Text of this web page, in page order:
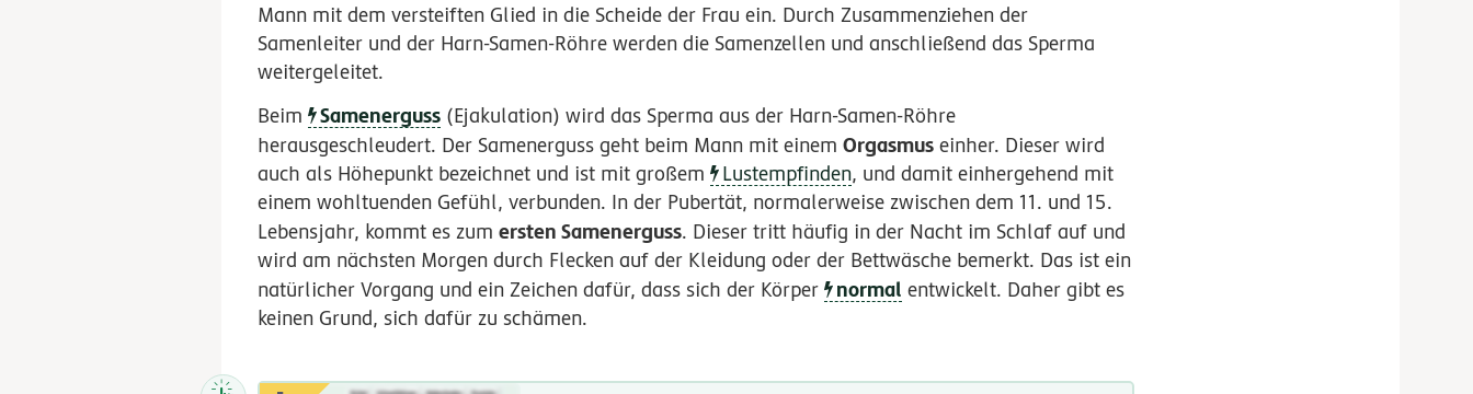
Mann mit dem versteiften Glied in die Scheide der Frau ein. Durch Zusammenziehen der
Samenleiter und der Harn-Samen-Röhre werden die Samenzellen und anschließend das Sperma
weitergeleitet.
Beim Samenerguss (Ejakulation) wird das Sperma aus der Harn-Samen-Röhre
herausgeschleudert. Der Samenerguss geht beim Mann mit einemOrgasmus einher. Dieser wird
auch als Höhepunkt bezeichnet und ist mit großem Lustempfinden, und damit einhergehend mit
einem wohltuenden Gefühl, verbunden. In der Pubertät, normalerweise zwischen dem 11. und 15.
Lebensjahr, kommt es zumersten Samenerguss. Dieser tritt häufig in der Nacht im Schlaf auf und
wird am nächsten Morgen durch Flecken auf der Kleidung oder der Bettwäsche bemerkt. Das ist ein
natürlicher Vorgang und ein Zeichen dafür, dass sich der Körper normal entwickelt. Daher gibt es
keinen Grund, sich dafür zu schämen.